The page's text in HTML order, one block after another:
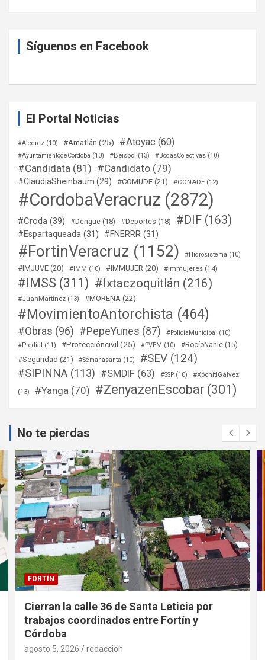
Síguenos en Facebook
El Portal Noticias
#Ajedrez (10) #Amatlán (25) #Atoyac (60)
#AyuntamientodeCordoba (10) #Beisbol (13) #BodasColectivas (10)
#Candidata (81) #Candidato (79)
#ClaudiaSheinbaum (29) #COMUDE (21) #CONADE (12)
#CordobaVeracruz (2872)
#Croda (39) #Dengue (18) #Deportes (18) #DIF (163)
#Espartaqueada (31) #FNERRR (31)
#FortinVeracruz (1152) #Hidrosistema (10)
#IMJUVE (20) #IMM (10) #IMMUJER (20) #Immujeres (14)
#IMSS (311) #Ixtaczoquitlán (216)
#JuanMartinez (13) #MORENA (22)
#MovimientoAntorchista (464)
#Obras (96) #PepeYunes (87) #PoliciaMunicipal
(10)
#Predial
(11) #Proteccióncivil (25) #PVEM (10) #RocíoNahle (15)
#Seguridad (21) #Semanasanta (10) #SEV (124)
#SIPINNA (113) #SMDIF (63) #SSP (10) #XóchitlGálvez
(13) #Yanga (70) #ZenyazenEscobar (301)
No te pierdas
FORTÍN
Cierran la calle 36 de Santa Leticia por
trabajos coordinados entre Fortín y
Córdoba
agosto 5, 2026 redaccion